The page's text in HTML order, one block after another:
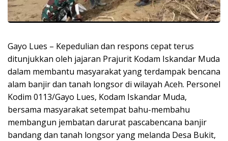
Gayo Lues – Kepedulian dan respons cepat terus
ditunjukkan oleh jajaran Prajurit Kodam Iskandar Muda
dalam membantu masyarakat yang terdampak bencana
alam banjir dan tanah longsor di wilayah Aceh. Personel
Kodim 0113/Gayo Lues, Kodam Iskandar Muda,
bersama masyarakat setempat bahu-membahu
membangun jembatan darurat pascabencana banjir
bandang dan tanah longsor yang melanda Desa Bukit,